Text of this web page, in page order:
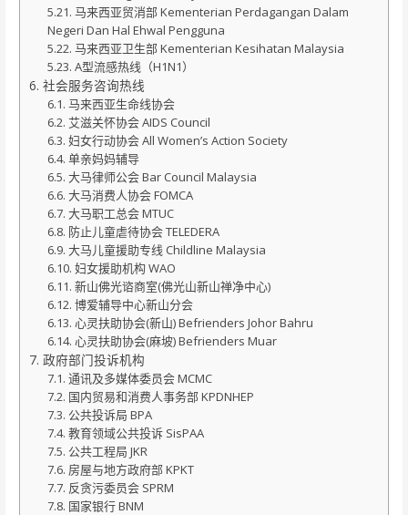
马来西亚贸消部 Kementerian Perdagangan Dalam
Negeri Dan Hal Ehwal Pengguna
马来西亚卫生部 Kementerian Kesihatan Malaysia
A型流感热线（H1N1）
社会服务咨询热线
马来西亚生命线协会
艾滋关怀协会 AIDS Council
妇女行动协会 All Women’s Action Society
单亲妈妈辅导
大马律师公会 Bar Council Malaysia
大马消费人协会 FOMCA
大马职工总会 MTUC
防止儿童虐待协会 TELEDERA
大马儿童援助专线 Childline Malaysia
妇女援助机构 WAO
新山佛光谘商室(佛光山新山禅净中心)
博爱辅导中心新山分会
心灵扶助协会(新山) Befrienders Johor Bahru
心灵扶助协会(麻坡) Befrienders Muar
政府部门投诉机构
通讯及多媒体委员会 MCMC
国内贸易和消费人事务部 KPDNHEP
公共投诉局 BPA
教育领域公共投诉 SisPAA
公共工程局 JKR
房屋与地方政府部 KPKT
反贪污委员会 SPRM
国家银行 BNM